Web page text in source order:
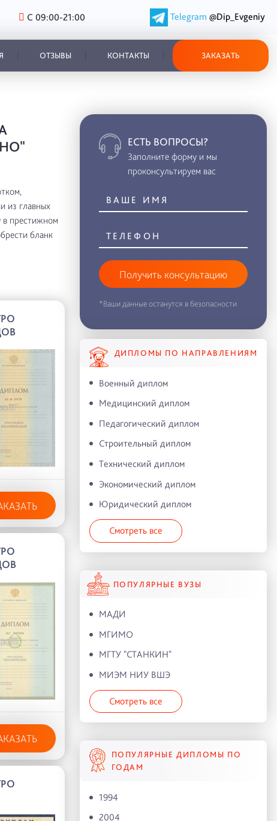
С 09:00-21:00 Telegram @Dip_Evgeniy
ОТЗЫВЫ КОНТАКТЫ ЗАКАЗАТЬ
из главных
в престижном
бланк
ЕСТЬ ВОПРОСЫ?
Заполните форму и мы
проконсультируем вас
Получить консультацию
*Ваши данные останутся в безопасности
ДИПЛОМЫ ПО НАПРАВЛЕНИЯМ
Военный диплом
Медицинский диплом
Педагогический диплом
Строительный диплом
Технический диплом
Экономический диплом
Юридический диплом
Смотреть все
ПОПУЛЯРНЫЕ ВУЗЫ
МАДИ
МГИМО
МГТУ "СТАНКИН"
МИЭМ НИУ ВШЭ
Смотреть все
ПОПУЛЯРНЫЕ ДИПЛОМЫ ПО
ГОДАМ
1994
2004